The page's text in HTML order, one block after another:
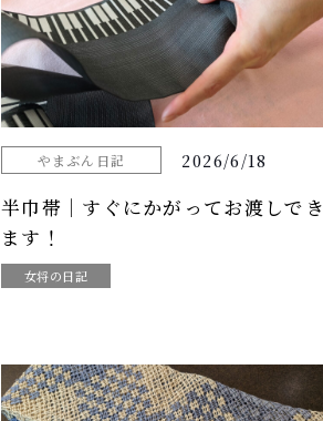
やまぶん日記 2026/6/18
半巾帯｜すぐにかがってお渡しでき
ます！
女将の日記